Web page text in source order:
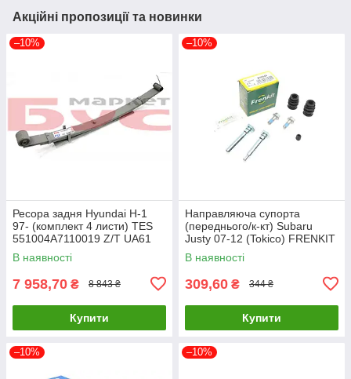
Акційні пропозиції та новинки
–10%
Ресора задня Hyundai H-1
97- (комплект 4 листи) TES
551004A7110019 Z/T UA61
В наявності
7 958,70 ₴ 8 843 ₴
Купити
–10%
Направляюча супорта
(переднього/к-кт) Subaru
Justy 07-12 (Tokico) FRENKIT
810145 UA61
В наявності
309,60 ₴ 344 ₴
Купити
–10% –10%